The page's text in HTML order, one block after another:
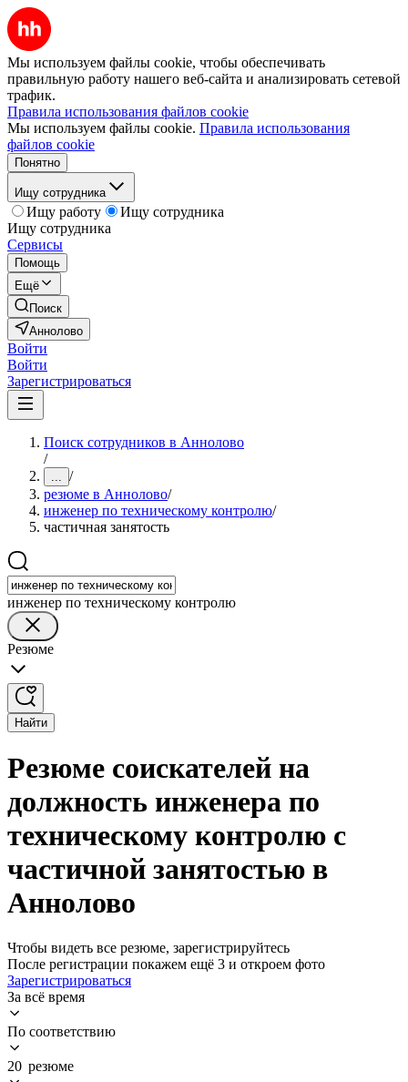
Мы используем файлы cookie, чтобы обеспечивать
правильную работу нашего веб-сайта и анализировать сетевой
трафик.
Правила использования файлов cookie
Мы используем файлы cookie. Правила использования
файлов cookie
Понятно
Ищу сотрудника
Ищу работу
Ищу сотрудника
Ищу сотрудника
Сервисы
Помощь
Ещё
Поиск
Аннолово
Войти
Войти
Зарегистрироваться
Поиск сотрудников в Аннолово
/
... /
резюме в Аннолово/
инженер по техническому контролю/
частичная занятость
инженер по техническому контролю
Резюме
Найти
Резюме соискателей на
должность инженера по
техническому контролю с
частичной занятостью в
Аннолово
Чтобы видеть все резюме, зарегистрируйтесь
После регистрации покажем ещё 3 и откроем фото
Зарегистрироваться
За всё время
По соответствию
20 резюме